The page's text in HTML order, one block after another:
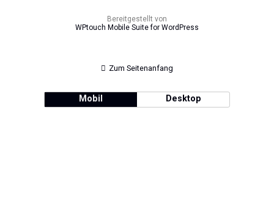
Bereitgestellt von
WPtouch Mobile Suite for WordPress
Zum Seitenanfang
Mobil Desktop